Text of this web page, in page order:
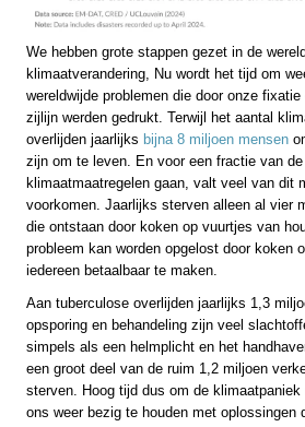
We hebben grote stappen gezet in de
klimaatverandering, Nu wordt het tijd om
wereldwijde problemen die door onze
zijlijn werden gedrukt. Terwijl het aantal
overlijden jaarlijks bijna 8 miljoen mensen
zijn om te leven. En voor een fractie van de
klimaatmaatregelen gaan, valt veel van dit
voorkomen. Jaarlijks sterven alleen al vier
die ontstaan door koken op vuurtjes van
probleem kan worden opgelost door koken
iedereen betaalbaar te maken.
Aan tuberculose overlijden jaarlijks 1,3
opsporing en behandeling zijn veel
simpels als een helmplicht en het
een groot deel van de ruim 1,2 miljoen
sterven. Hoog tijd dus om de
ons weer bezig te houden met oplossingen